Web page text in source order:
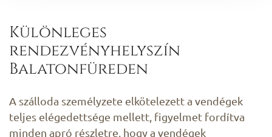
Különleges
rendezvényhelyszín
Balatonfüreden
A szálloda személyzete elkötelezett a vendégek
teljes elégedettsége mellett, figyelmet fordítva
minden apró részletre, hogy a vendégek